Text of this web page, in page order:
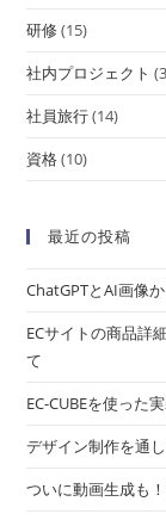
研修(15)
社内プロジェクト
社員旅行(14)
資格(10)
最近の投稿
ChatGPTとAI画像
ECサイトの商品詳
て
EC-CUBEを使った
デザイン制作を通
ついに動画生成も